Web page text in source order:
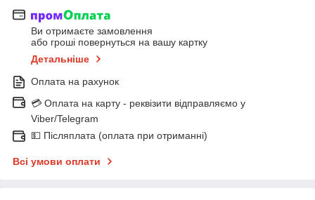
Ви отримаєте замовлення
або гроші повернуться на вашу картку
Детальніше
Оплата на рахунок
💳 Оплата на карту - реквізити відправляємо у
Viber/Telegram
💵 Післяплата (оплата при отриманні)
Всі умови оплати